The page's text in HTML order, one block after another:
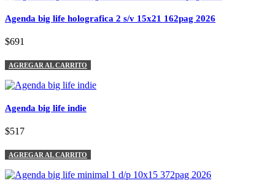
Agenda big life holografica 2 s/v 15x21 162pag 2026
$691
AGREGAR AL CARRITO
Agenda big life indie
$517
AGREGAR AL CARRITO